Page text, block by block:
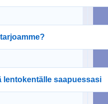
lentokentälle saapuessasi